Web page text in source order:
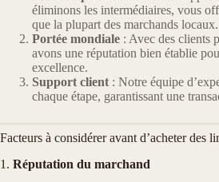
éliminons les intermédiaires, vous
que la plupart des marchands locaux.
Portée mondiale : Avec des clients
avons une réputation bien établie
excellence.
Support client : Notre équipe
chaque étape, garantissant une
Facteurs à considérer avant d’acheter des
1. Réputation du marchand